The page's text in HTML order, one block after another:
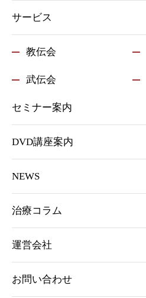
サービス
教伝会
武伝会
セミナー案内
DVD講座案内
NEWS
治療コラム
運営会社
お問い合わせ